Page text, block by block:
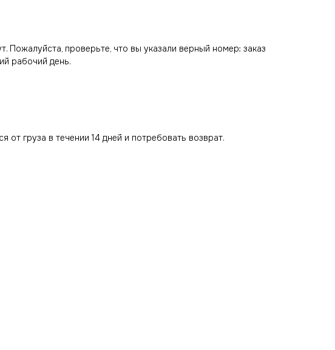
проверьте, что вы указали верный номер: заказ
рабочий день.
от груза в течении 14 дней и потребовать возврат.